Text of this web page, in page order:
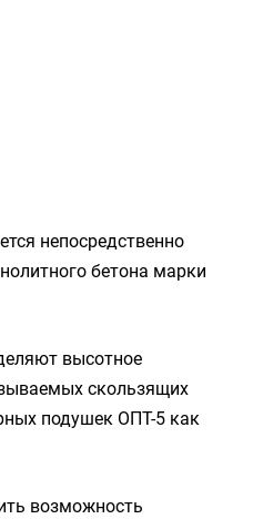
непосредственно
бетона марки
высотное
скользящих
подушек ОПТ-5 как
возможность